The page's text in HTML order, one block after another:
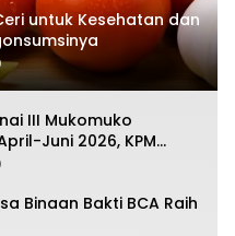
untuk Kesehatan dan
III Mukomuko
Juni 2026, KPM
Binaan Bakti BCA Raih